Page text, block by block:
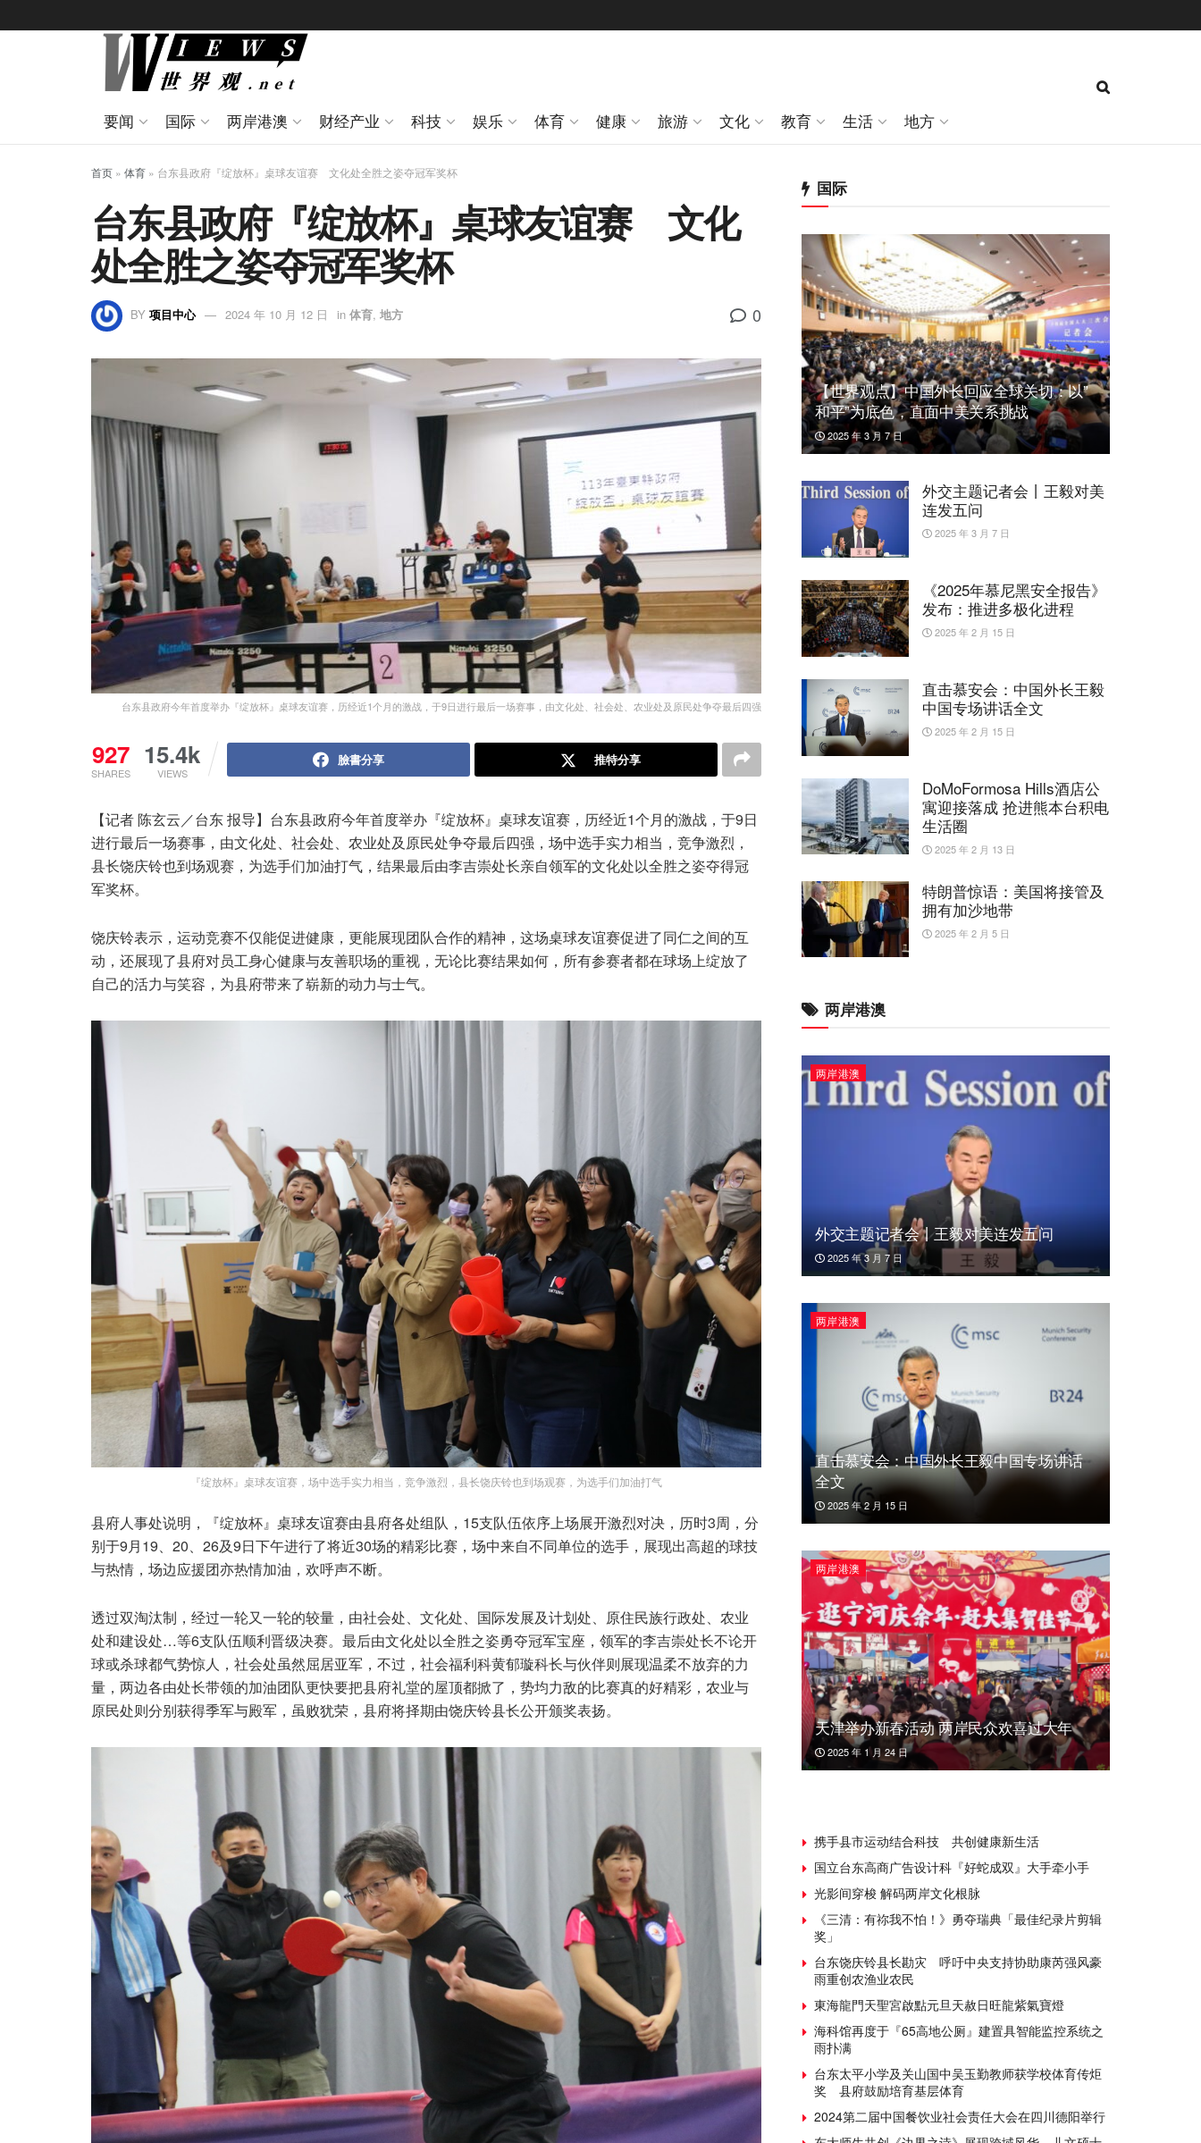
要闻 国际 两岸港澳 财经产业 科技 娱乐 体育 健康 旅游 文化 教育 生活 地方
首页 » 体育 » 台东县政府『绽放杯』桌球友谊赛 文化处全胜之姿夺冠军奖杯
台东县政府『绽放杯』桌球友谊赛 文化
处全胜之姿夺冠军奖杯
BY 项目中心 2024 年 10 月 12 日 in 体育, 地方 0
台东县政府今年首度举办『绽放杯』桌球友谊赛，历经近1个月的激战，于9日进行最后一场赛事，由文化处、社会处、农业处及原民处争夺最后四强
927
SHARES
15.4k
VIEWS
臉書分享 推特分享
【记者 陈玄云／台东 报导】台东县政府今年首度举办『绽放杯』桌球友谊赛，历经近1个月的激战，于9日
进行最后一场赛事，由文化处、社会处、农业处及原民处争夺最后四强，场中选手实力相当，竞争激烈，
县长饶庆铃也到场观赛，为选手们加油打气，结果最后由李吉崇处长亲自领军的文化处以全胜之姿夺得冠
军奖杯。
饶庆铃表示，运动竞赛不仅能促进健康，更能展现团队合作的精神，这场桌球友谊赛促进了同仁之间的互
动，还展现了县府对员工身心健康与友善职场的重视，无论比赛结果如何，所有参赛者都在球场上绽放了
自己的活力与笑容，为县府带来了崭新的动力与士气。
『绽放杯』桌球友谊赛，场中选手实力相当，竞争激烈，县长饶庆铃也到场观赛，为选手们加油打气
县府人事处说明，『绽放杯』桌球友谊赛由县府各处组队，15支队伍依序上场展开激烈对决，历时3周，分
别于9月19、20、26及9日下午进行了将近30场的精彩比赛，场中来自不同单位的选手，展现出高超的球技
与热情，场边应援团亦热情加油，欢呼声不断。
透过双淘汰制，经过一轮又一轮的较量，由社会处、文化处、国际发展及计划处、原住民族行政处、农业
处和建设处…等6支队伍顺利晋级决赛。最后由文化处以全胜之姿勇夺冠军宝座，领军的李吉崇处长不论开
球或杀球都气势惊人，社会处虽然屈居亚军，不过，社会福利科黄郁璇科长与伙伴则展现温柔不放弃的力
量，两边各由处长带领的加油团队更快要把县府礼堂的屋顶都掀了，势均力敌的比赛真的好精彩，农业与
原民处则分别获得季军与殿军，虽败犹荣，县府将择期由饶庆铃县长公开颁奖表扬。
国际
【世界观点】中国外长回应全球关切：以”
和平”为底色，直面中美关系挑战
2025 年 3 月 7 日
外交主题记者会丨王毅对美
连发五问
2025 年 3 月 7 日
《2025年慕尼黑安全报告》
发布：推进多极化进程
2025 年 2 月 15 日
直击慕安会：中国外长王毅
中国专场讲话全文
2025 年 2 月 15 日
DoMoFormosa Hills酒店公
寓迎接落成 抢进熊本台积电
生活圈
2025 年 2 月 13 日
特朗普惊语：美国将接管及
拥有加沙地带
2025 年 2 月 5 日
两岸港澳
两岸港澳
外交主题记者会丨王毅对美连发五问
2025 年 3 月 7 日
两岸港澳
直击慕安会：中国外长王毅中国专场讲话
全文
2025 年 2 月 15 日
两岸港澳
天津举办新春活动 两岸民众欢喜过大年
2025 年 1 月 24 日
携手县市运动结合科技 共创健康新生活
国立台东高商广告设计科『好蛇成双』大手牵小手
光影间穿梭 解码两岸文化根脉
《三清：有祢我不怕！》勇夺瑞典「最佳纪录片剪辑
奖」
台东饶庆铃县长勘灾 呼吁中央支持协助康芮强风豪
雨重创农渔业农民
東海龍門天聖宮啟點元旦天赦日旺龍紫氣寶燈
海科馆再度于『65高地公厕』建置具智能监控系统之
雨扑满
台东太平小学及关山国中吴玉勤教师获学校体育传炬
奖 县府鼓励培育基层体育
2024第二届中国餐饮业社会责任大会在四川德阳举行